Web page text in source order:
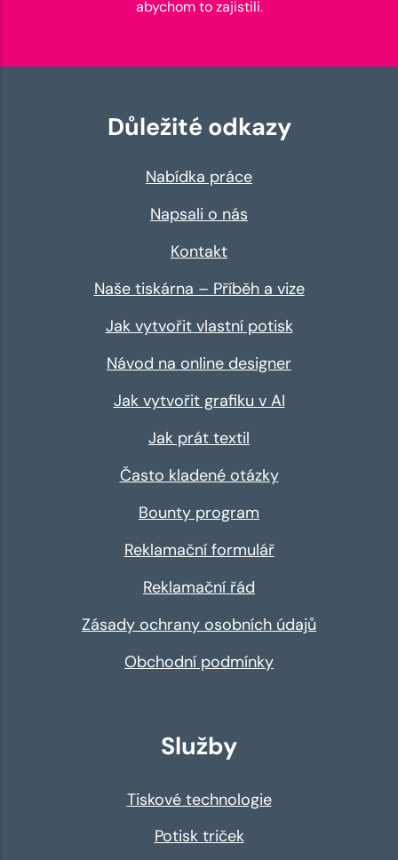
abychom to zajistili.
Důležité odkazy
Nabídka práce
Napsali o nás
Kontakt
Naše tiskárna – Příběh a vize
Jak vytvořit vlastní potisk
Návod na online designer
Jak vytvořit grafiku v AI
Jak prát textil
Často kladené otázky
Bounty program
Reklamační formulář
Reklamační řád
Zásady ochrany osobních údajů
Obchodní podmínky
Služby
Tiskové technologie
Potisk triček